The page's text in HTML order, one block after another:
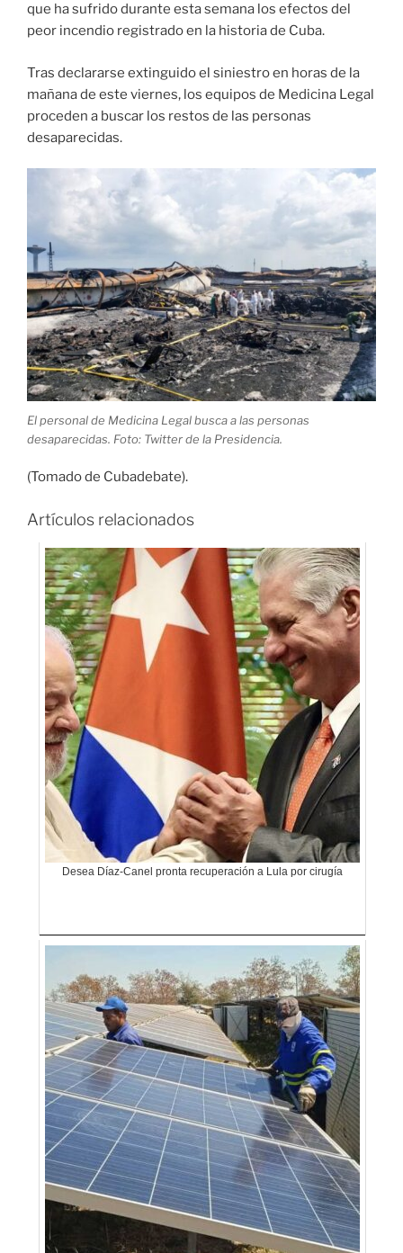
que ha sufrido durante esta semana los efectos del
peor incendio registrado en la historia de Cuba.
Tras declararse extinguido el siniestro en horas de la
mañana de este viernes, los equipos de Medicina Legal
proceden a buscar los restos de las personas
desaparecidas.
El personal de Medicina Legal busca a las personas
desaparecidas. Foto: Twitter de la Presidencia.
(Tomado de Cubadebate).
Artículos relacionados
Desea Díaz-Canel pronta recuperación a Lula por cirugía